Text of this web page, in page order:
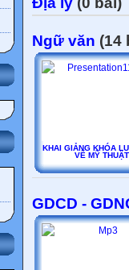
Ngữ văn (14
KHAI GIẢNG KHÓA
VẼ MỸ THUẬT
GDCD -